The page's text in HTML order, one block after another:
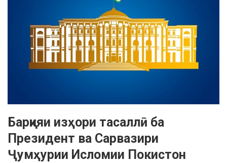
Барқияи изҳори тасаллӣ ба
Президент ва Сарвазири
Ҷумҳурии Исломии Покистон